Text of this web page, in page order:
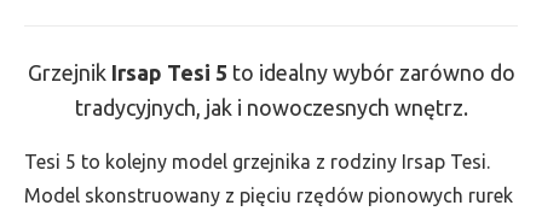
-
wys.
2500,
Grzejnik Irsap Tesi 5 to idealny wybór zarówno do
tradycyjnych, jak i nowoczesnych wnętrz.
Tesi 5 to kolejny model grzejnika z rodziny Irsap Tesi.
Model skonstruowany z pięciu rzędów pionowych rurek